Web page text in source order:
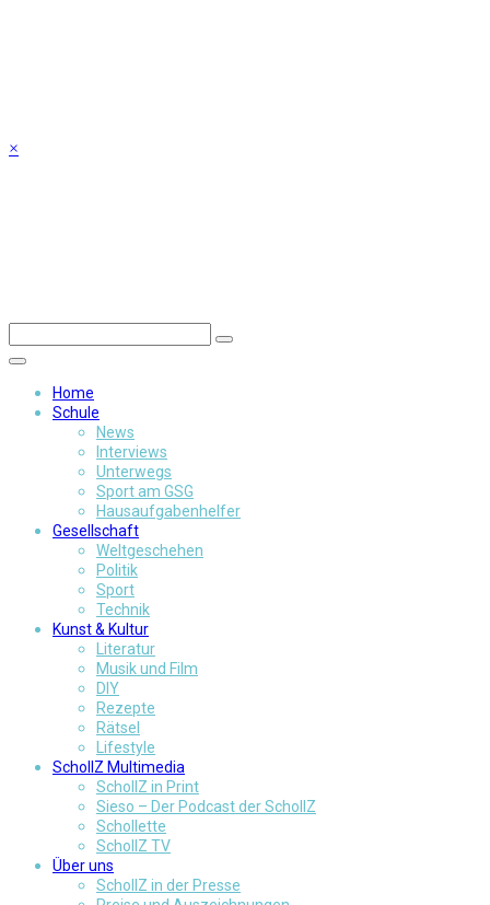
×
Home
Schule
News
Interviews
Unterwegs
Sport am GSG
Hausaufgabenhelfer
Gesellschaft
Weltgeschehen
Politik
Sport
Technik
Kunst & Kultur
Literatur
Musik und Film
DIY
Rezepte
Rätsel
Lifestyle
SchollZ Multimedia
SchollZ in Print
Sieso – Der Podcast der SchollZ
Schollette
SchollZ TV
Über uns
SchollZ in der Presse